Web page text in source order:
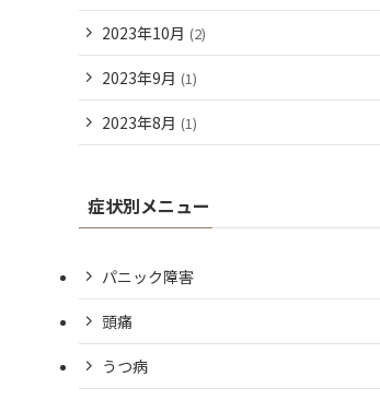
2023年10月 (2)
2023年9月 (1)
2023年8月 (1)
症状別メニュー
パニック障害
頭痛
うつ病